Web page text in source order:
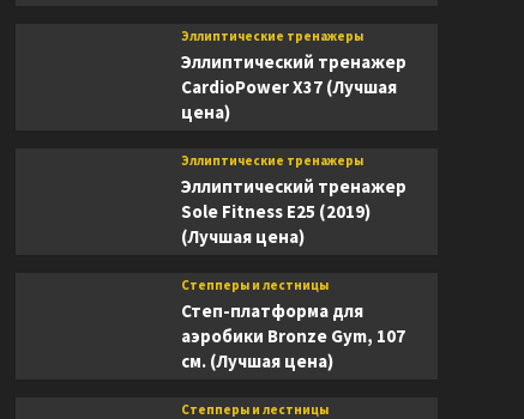
Эллиптические тренажеры
Эллиптический тренажер
CardioPower X37 (Лучшая
цена)
Эллиптические тренажеры
Эллиптический тренажер
Sole Fitness E25 (2019)
(Лучшая цена)
Степперы и лестницы
Степ-платформа для
аэробики Bronze Gym, 107
см. (Лучшая цена)
Степперы и лестницы